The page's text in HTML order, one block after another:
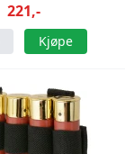
221,-
Kjøpe